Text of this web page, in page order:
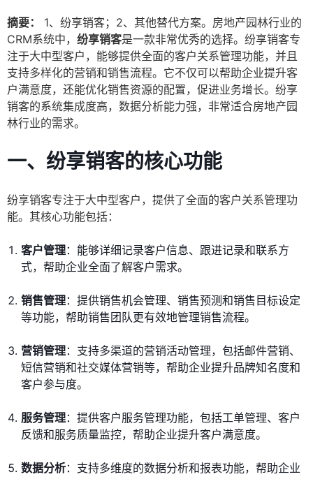
摘要：
1、纷享销客；2、其他替代方案。房地产园林行业的
CRM系统中， 纷享销客是一款非常优秀的选择。纷享销客专
注于大中型客户，能够提供全面的客户关系管理功能，并且
支持多样化的营销和销售流程。它不仅可以帮助企业提升客
户满意度，还能优化销售资源的配置，促进业务增长。纷享
销客的系统集成度高，数据分析能力强，非常适合房地产园
林行业的需求。
一、纷享销客的核心功能
纷享销客专注于大中型客户，提供了全面的客户关系管理功
能。其核心功能包括：
客户管理：能够详细记录客户信息、跟进记录和联系方
式，帮助企业全面了解客户需求。
销售管理：提供销售机会管理、销售预测和销售目标设定
等功能，帮助销售团队更有效地管理销售流程。
营销管理：支持多渠道的营销活动管理，包括邮件营销、
短信营销和社交媒体营销等，帮助企业提升品牌知名度和
客户参与度。
服务管理：提供客户服务管理功能，包括工单管理、客户
反馈和服务质量监控，帮助企业提升客户满意度。
数据分析：支持多维度的数据分析和报表功能，帮助企业